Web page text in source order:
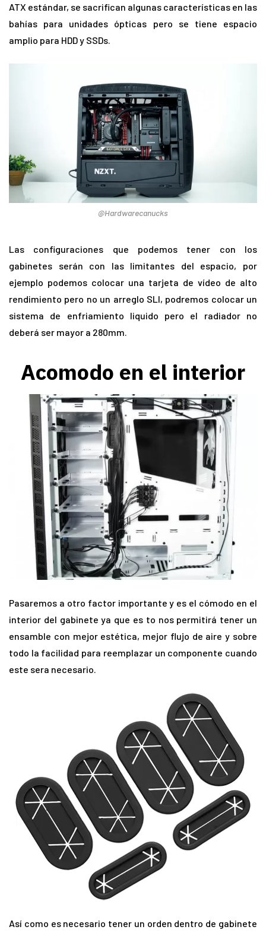
ATX estándar, se sacrifican algunas características en las
bahías para unidades ópticas pero se tiene espacio
amplio para HDD y SSDs.
@Hardwarecanucks
Las configuraciones que podemos tener con los
gabinetes serán con las limitantes del espacio, por
ejemplo podemos colocar una tarjeta de vídeo de alto
rendimiento pero no un arreglo SLI, podremos colocar un
sistema de enfriamiento liquido pero el radiador no
deberá ser mayor a 280mm.
Acomodo en el interior
Pasaremos a otro factor importante y es el cómodo en el
interior del gabinete ya que es to nos permitirá tener un
ensamble con mejor estética, mejor flujo de aire y sobre
todo la facilidad para reemplazar un componente cuando
este sera necesario.
Así como es necesario tener un orden dentro de gabinete